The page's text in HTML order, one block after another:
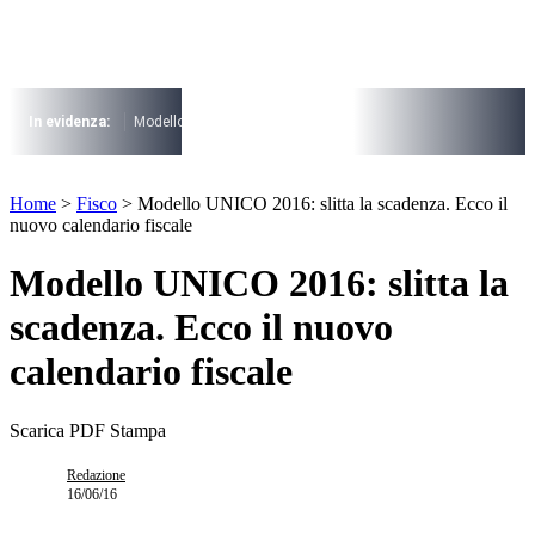
I più cercati
Lorem ipsum dolor sit amet consectetur
Lorem ipsum dolor sit amet consectetur
In evidenza: Modello 730
Lorem ipsum dolor sit amet consectetur
Home > Fisco > Modello UNICO 2016: slitta la scadenza. Ecco il
nuovo calendario fiscale
Modello UNICO 2016: slitta la
scadenza. Ecco il nuovo
calendario fiscale
Scarica PDF Stampa
Redazione
16/06/16